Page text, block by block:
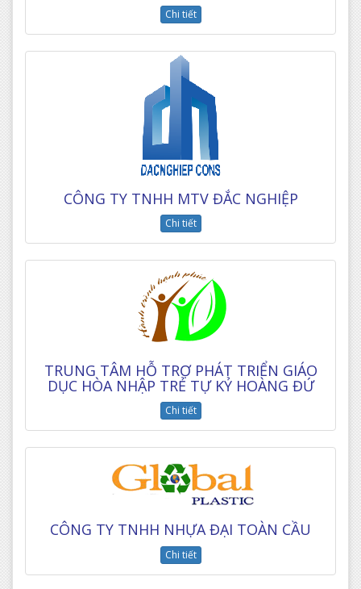
Chi tiết
CÔNG TY TNHH MTV ĐẮC NGHIỆP
Chi tiết
TRUNG TÂM HỖ TRỢ PHÁT TRIỂN GIÁO
DỤC HÒA NHẬP TRẺ TỰ KỶ HOÀNG ĐỨ
Chi tiết
CÔNG TY TNHH NHỰA ĐẠI TOÀN CẦU
Chi tiết